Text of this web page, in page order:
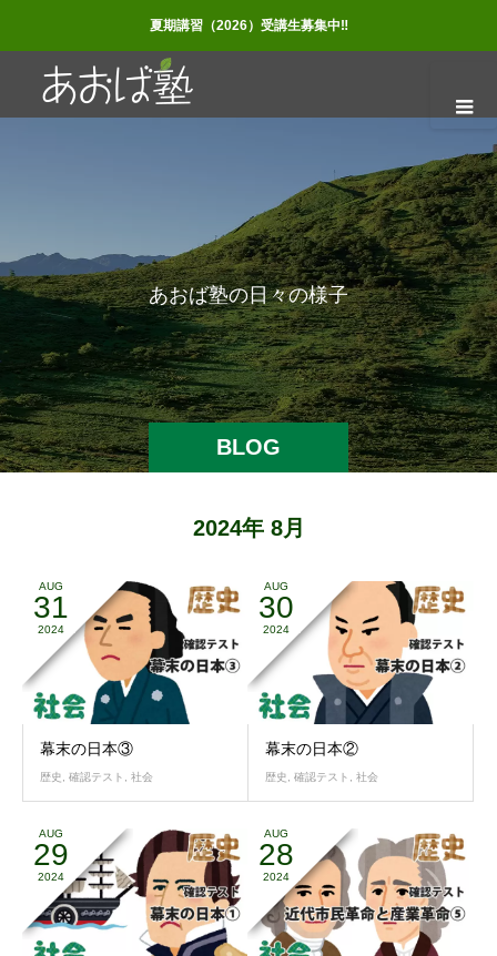
夏期講習（2026）受講生募集中‼
BLOG
あおば塾の日々の様子
2024年 8月
AUG
31
2024
幕末の日本③
歴史, 確認テスト , 社会
AUG
30
2024
幕末の日本②
歴史, 確認テスト , 社会
AUG
29
2024
AUG
28
2024